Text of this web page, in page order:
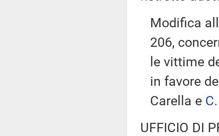
Modifica
206,
le vittime
in favore
Carella e
UFFICIO DI